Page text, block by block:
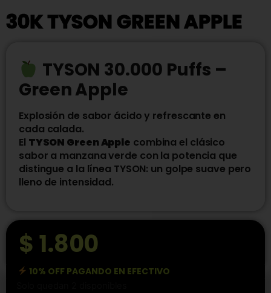
30K TYSON GREEN APPLE
TYSON 30.000 Puffs –
Green Apple
Explosión de sabor ácido y refrescante en
cada calada.
El TYSON Green Apple combina el clásico
sabor a manzana verde con la potencia que
distingue a la línea TYSON: un golpe suave pero
lleno de intensidad.
$ 1.800
10% OFF PAGANDO EN EFECTIVO